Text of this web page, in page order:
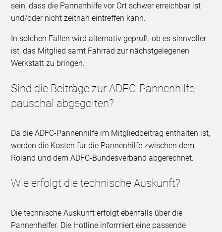
sein, dass die Pannenhilfe vor Ort schwer erreichbar ist
und/oder nicht zeitnah eintreffen kann.
In solchen Fällen wird alternativ geprüft, ob es sinnvoller
ist, das Mitglied samt Fahrrad zur nächstgelegenen
Werkstatt zu bringen.
Sind die Beiträge zur ADFC-Pannenhilfe
pauschal abgegolten?
Da die ADFC-Pannenhilfe im Mitgliedbeitrag enthalten ist,
werden die Kosten für die Pannenhilfe zwischen dem
Roland und dem ADFC-Bundesverband abgerechnet.
Wie erfolgt die technische Auskunft?
Die technische Auskunft erfolgt ebenfalls über die
Pannenhelfer. Die Hotline informiert eine passende